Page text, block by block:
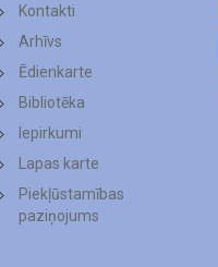
Kontakti
Arhīvs
Ēdienkarte
Bibliotēka
Iepirkumi
Lapas karte
Piekļūstamības
paziņojums